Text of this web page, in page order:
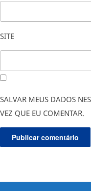
SITE
SALVAR MEUS DADOS
VEZ QUE EU COMENTAR.